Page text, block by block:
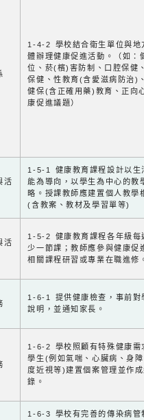
1-4-2 學校結合衛生單位與地
體辦理健康促進活動。（如：
位、菸(檳)害防制、口腔保健
保健、性教育(含愛滋病防治)
健保(含正確用藥)教育、正向
康促進議題）
活
1-5-1 健康教育課程設計以生
能為導向，以學生為中心的教
略。授課教師應建置個人教學
(含教案、教材及學習單等)
活
1-5-2 健康教育課程各年級每
少一節課；教師應參與健康促
相關課程研習或專業在職進修
1-6-1 提供健康檢查，事前對
說明，並通知家長。
1-6-2 學校照顧有特殊健康需
學生(例如氣喘、心臟病、身
度近視等)建置個案管理並作
錄。
1-6-3 學校有完善的傳染病管